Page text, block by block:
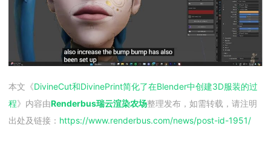
本文《DivineCut和DivinePrint简化了在Blender中创建3D服装的过
程》内容由Renderbus瑞云渲染农场整理发布，如需转载，请注明
出处及链接： https://www.renderbus.com/news/post-id-1951/